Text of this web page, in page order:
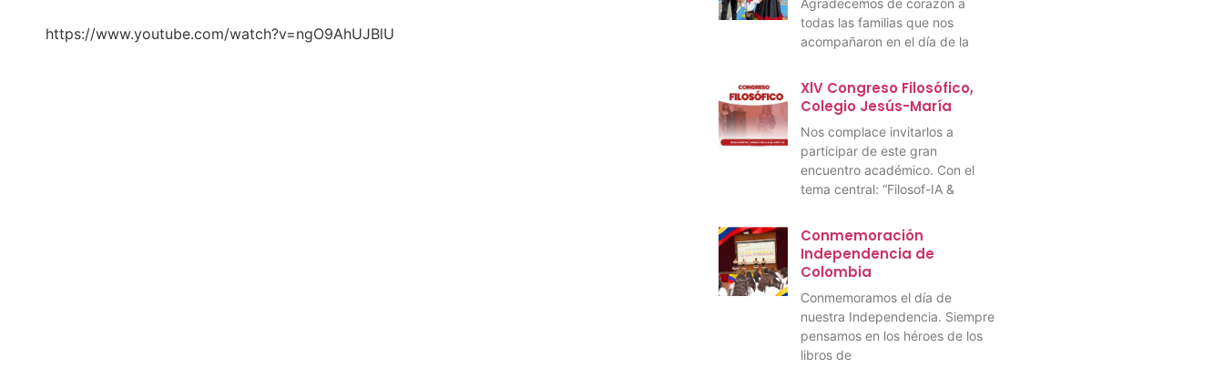
https://www.youtube.com/watch?v=ngO9AhUJBlU
Agradecemos de corazón a
todas las familias que nos
acompañaron en el día de la
XlV Congreso Filosófico,
Colegio Jesús-María
Nos complace invitarlos a
participar de este gran
encuentro académico. Con el
tema central: “Filosof-IA &
Conmemoración
Independencia de
Colombia
Conmemoramos el día de
nuestra Independencia. Siempre
pensamos en los héroes de los
libros de